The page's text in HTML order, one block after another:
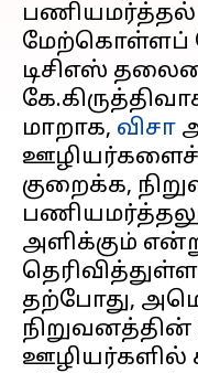
பணியமர்த்தல்
மேற்கொள்ளப்
டிசிஎஸ்
மாறாக, விசா
ஊழியர்களைச்
குறைக்க,
அளிக்கும்
தற்போது,
நிறுவனத்தின்
ஊழியர்களில்